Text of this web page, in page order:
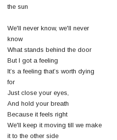
the sun
We'll never know, we'll never
know
What stands behind the door
But I got a feeling
It’s a feeling that’s worth dying
for
Just close your eyes,
And hold your breath
Because it feels right
We'll keep it moving till we make
it to the other side